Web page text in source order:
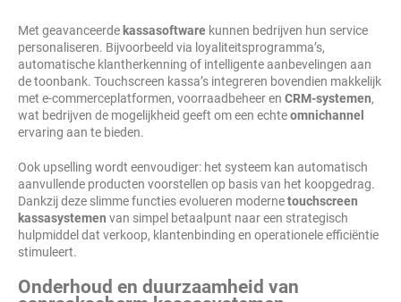
Met geavanceerde kassasoftware kunnen bedrijven hun service
personaliseren. Bijvoorbeeld via loyaliteitsprogramma’s,
automatische klantherkenning of intelligente aanbevelingen aan
de toonbank. Touchscreen kassa’s integreren bovendien makkelijk
met e-commerceplatformen, voorraadbeheer en CRM-systemen,
wat bedrijven de mogelijkheid geeft om een echteomnichannel
ervaring aan te bieden.
Ook upselling wordt eenvoudiger: het systeem kan automatisch
aanvullende producten voorstellen op basis van het koopgedrag.
Dankzij deze slimme functies evolueren modernetouchscreen
kassasystemen van simpel betaalpunt naar een strategisch
hulpmiddel dat verkoop, klantenbinding en operationele efficiëntie
stimuleert.
Onderhoud en duurzaamheid van